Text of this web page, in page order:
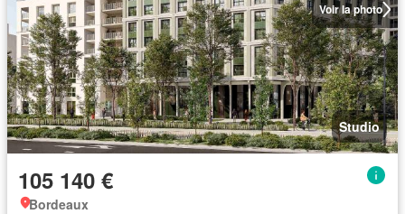
Voir la photo
Studio
105 140 €
Bordeaux